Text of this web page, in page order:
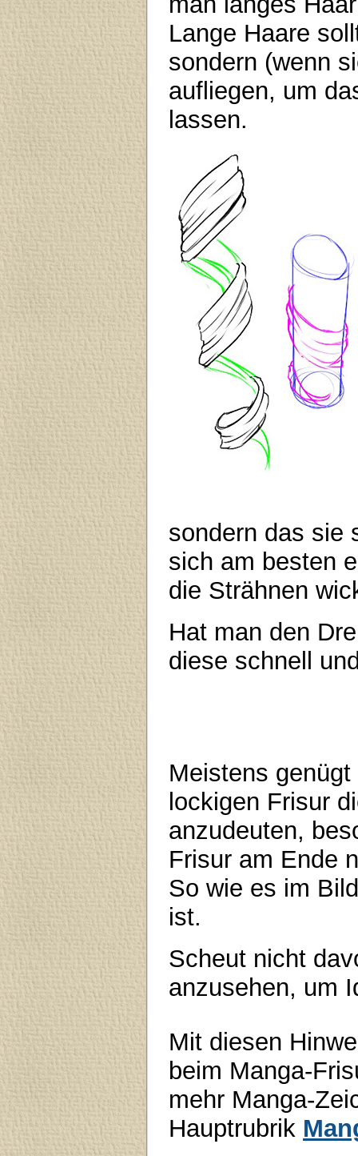
Lange Haare
sondern (wenn
aufliegen, um
lassen.
sondern das sie
sich am besten
die Strähnen
Hat man den
diese schnell
Meistens
lockigen Frisur
anzudeuten,
Frisur am Ende
So wie es im
ist.
Scheut nicht
anzusehen, um
Mit diesen
beim Manga-
mehr Manga-
Hauptrubrik